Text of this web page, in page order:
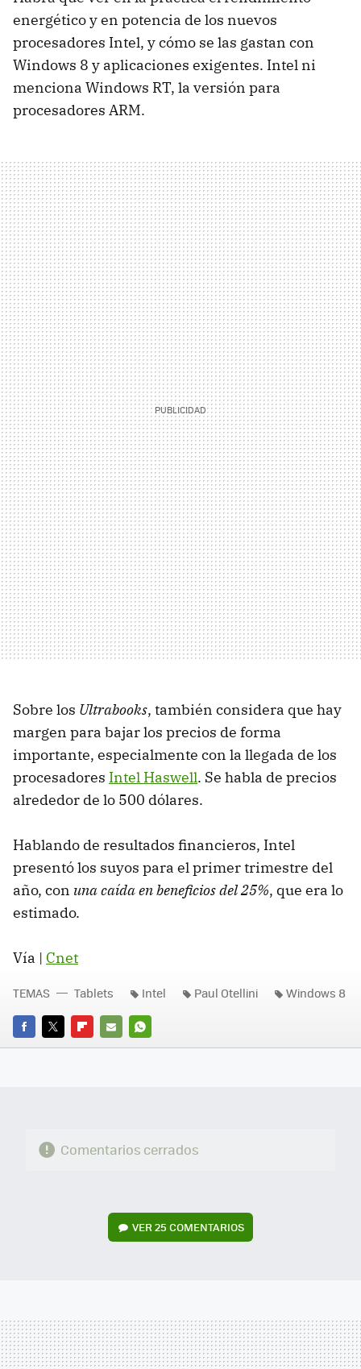
energético y en potencia de los nuevos
procesadores Intel, y cómo se las gastan con
Windows 8 y aplicaciones exigentes. Intel ni
menciona Windows RT, la versión para
procesadores ARM.
Sobre los Ultrabooks, también considera que hay
margen para bajar los precios de forma
importante, especialmente con la llegada de los
procesadores Intel Haswell. Se habla de precios
alrededor de lo 500 dólares.
Hablando de resultados financieros, Intel
presentó los suyos para el primer trimestre del
año, con una caída en beneficios del 25%, que era lo
estimado.
Vía | Cnet
FACEBOOK
TWITTERFLIPBOARD
E-
WHATSAPP
TEMAS Tablets Intel Paul Otellini Windows 8
Comentarios cerrados
VER25 COMENTARIOS